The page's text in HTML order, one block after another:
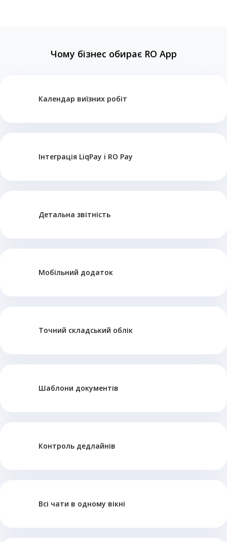
Чому бізнес обирає RO App
Календар виїзних робіт
Інтеграція LiqPay i RO Pay
Детальна звітність
Мобільний додаток
Точний складський облік
Шаблони документів
Контроль дедлайнів
Всі чати в одному вікні